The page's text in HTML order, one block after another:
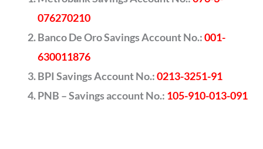
076270210
Banco De Oro Savings Account No.:001-
630011876
BPI Savings Account No.:0213-3251-91
PNB – Savings account No.: 105-910-013-091